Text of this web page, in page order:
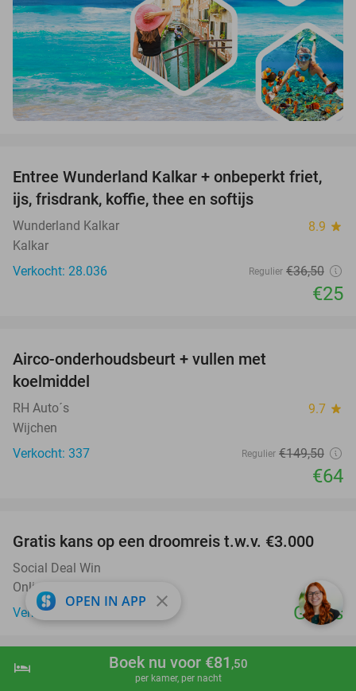
shopping_cart Boek nu
hotel Boek nu voor €81 ,50
per kamer, per nacht
32%
Entree Wunderland Kalkar + onbeperkt friet,
ijs, frisdrank, koffie, thee en softijs
Wunderland Kalkar 8.9 star
Kalkar
Verkocht: 28.036
Regulier €36,50
€25
Airco-onderhoudsbeurt + vullen met
koelmiddel
RH Auto´s 9.7 star
Wijchen
Verkocht: 337
Regulier €149,50
€64
Gratis kans op een droomreis t.w.v. €3.000
Social Deal Win
Online
Verkocht: 186.532
Gratis
Wandel- of fietsarrangement + warme drank +
OPEN IN APP close